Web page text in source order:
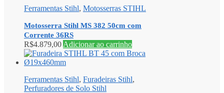
Ferramentas Stihl, Motosserras STIHL
Motosserra Stihl MS 382 50cm com
Corrente 36RS
R$4.879,00 Adicionar ao carrinho
Ferramentas Stihl, Furadeiras Stihl,
Perfuradores de Solo Stihl